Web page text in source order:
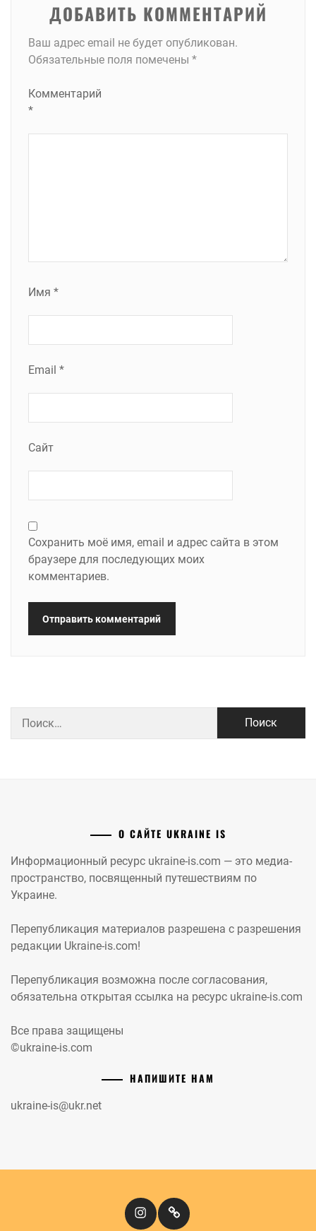
ДОБАВИТЬ КОММЕНТАРИЙ
Ваш адрес email не будет опубликован.
Обязательные поля помечены *
Комментарий
*
Имя *
Email *
Сайт
Сохранить моё имя, email и адрес сайта в этом
браузере для последующих моих
комментариев.
О САЙТЕ UKRAINE IS
Информационный ресурс ukraine-is.com — это медиа-
пространство, посвященный путешествиям по
Украине.
Перепубликация материалов разрешена с разрешения
редакции Ukraine-is.com!
Перепубликация возможна после согласования,
обязательна открытая ссылка на ресурс ukraine-is.com
Все права защищены
©ukraine-is.com
НАПИШИТЕ НАМ
ukraine-is@ukr.net
InstagramКіномандри